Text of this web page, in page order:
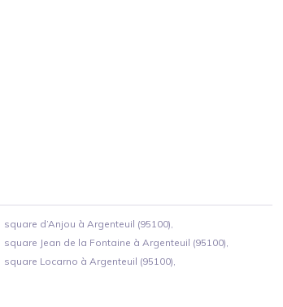
square d’Anjou à Argenteuil (95100),
square Jean de la Fontaine à Argenteuil (95100),
square Locarno à Argenteuil (95100),